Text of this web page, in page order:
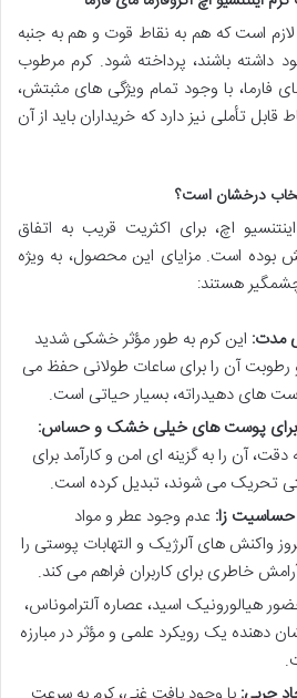
است که هم به نقاط قوت و هم به جنبه
داشته باشند، پرداخته شود. کرم مرطوب
مای فارما، با وجود تمام ویژگی های مثبتش،
تأملی نیز دارد که خریداران باید از آن
درخشان است؟
اچ، برای اکثریت قریب به اتفاق
بوده است. مزایای این محصول، به ویژه
هستند:
مدت: این کرم به طور مؤثر خشکی شدید
رطوبت آن را برای ساعات طولانی حفظ می
های دهیدراته، بسیار حیاتی است.
پوست های خیلی خشک و حساس:
آن را به گزینه ای امن و کارآمد برای
تحریک می شوند، تبدیل کرده است.
حساسیت زا: عدم وجود عطر و مواد
واکنش های آلرژیک و التهابات پوستی را
خاطری برای کاربران فراهم می کند.
هیالورونیک اسید، عصاره آلتراموناس،
دهنده یک رویکرد علمی و مؤثر در مبارزه